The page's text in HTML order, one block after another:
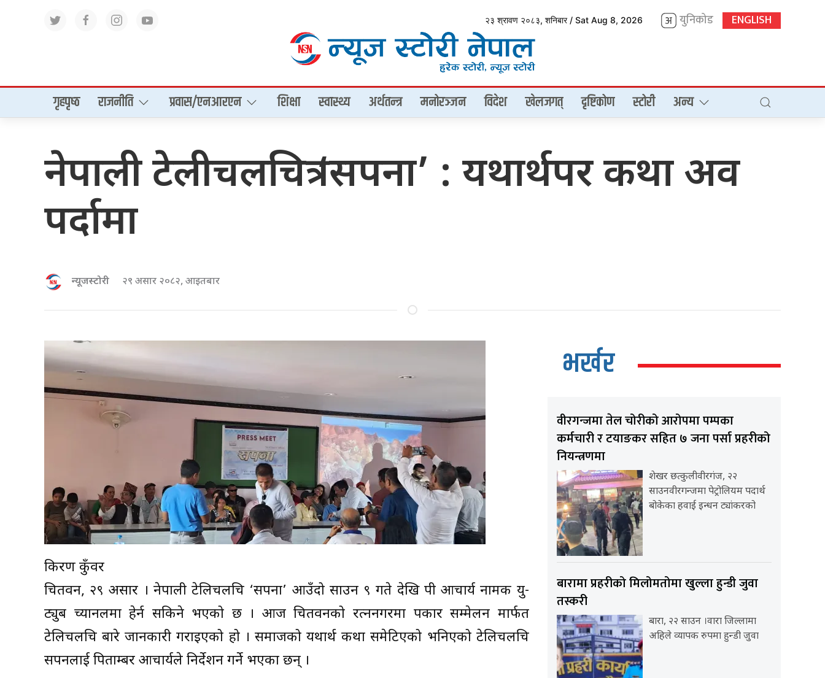
२३ श्रावण २०८३, शनिबार / Sat Aug 8, 2026 युनिकोड ENGLISH
गृहपृष्‍ठ राजनीति प्रवास/एनआरएन शिक्षा स्वास्थ्य अर्थतन्त्र मनोरञ्जन विदेश खेलजगत् दृष्टिकोण स्टोरी अन्य
नेपाली टेलीचलचित्र ‘सपना’ : यथार्थपर कथा अव
पर्दामा
न्यूजस्टोरी २९ असार २०८२, आइतबार
किरण कुँवर
चितवन, २९ असार । नेपाली टेलिचलचित्र ‘सपना’ आउँदो साउन ९ गते देखि पी आचार्य नामक यु-
ट्युब च्यानलमा हेर्न सकिने भएको छ । आज चितवनको रत्ननगरमा पत्रकार सम्मेलन मार्फत
टेलिचलचित्र बारे जानकारी गराइएको हो । समाजको यथार्थ कथा समेटिएको भनिएको टेलिचलचित्र
सपनलाई पिताम्बर आचार्यले निर्देशन गर्ने भएका छन् ।
भर्खर
वीरगन्जमा तेल चोरीको आरोपमा पम्पका
कर्मचारी र टयाङकर सहित ७ जना पर्सा प्रहरीको
नियन्त्रणमा
शेखर छत्कुलीवीरगंज, २२
साउनवीरगन्जमा पेट्रोलियम पदार्थ
बोकेका हवाई इन्धन ट्यांकरको
बारामा प्रहरीको मिलोमतोमा खुल्ला हुन्डी जुवा
तस्करी
बारा, २२ साउन ।वारा जिल्लामा
अहिले व्यापक रुपमा हुन्डी जुवा